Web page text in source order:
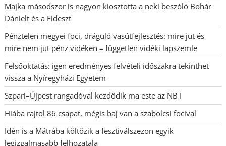
Majka másodszor is nagyon kiosztotta a neki beszóló Bohár
Dánielt és a Fideszt
Pénztelen megyei foci, dráguló vasútfejlesztés: mire jut és
mire nem jut pénz vidéken – független vidéki lapszemle
Felsőoktatás: igen eredményes felvételi időszakra tekinthet
vissza a Nyíregyházi Egyetem
Szpari–Újpest rangadóval kezdődik ma este az NB I
Hiába rajtol 86 csapat, mégis baj van a szabolcsi focival
Idén is a Mátrába költözik a fesztiválszezon egyik
legizgalmasabb felhozatala